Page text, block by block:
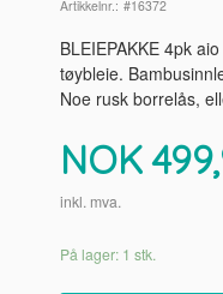
Artikkelnr.: #16372
BLEIEPAKKE 4pk
tøybleie.
Noe rusk borrelås,
Pris
NOK
inkl. mva.
På lager: 1 stk.